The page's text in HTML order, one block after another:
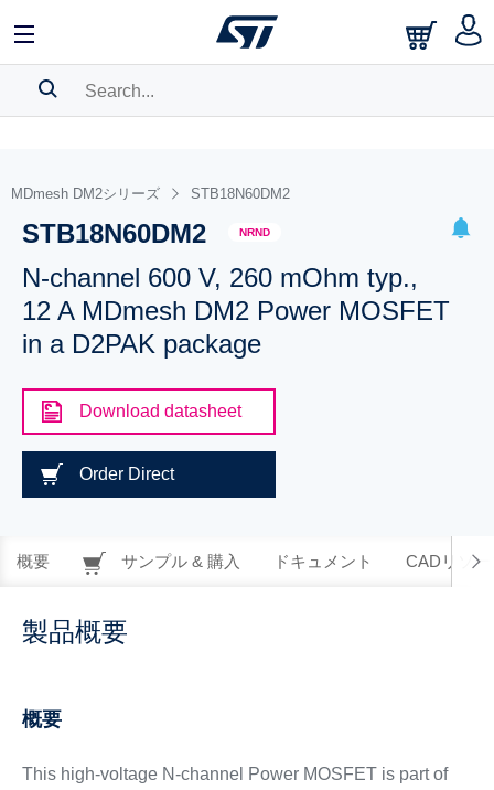
BOOKMARK
Pleaselog into show your saved searches.
MDmesh DM2シリーズ STB18N60DM2
STB18N60DM2 NRND
N-channel 600 V, 260 mOhm typ.,
12 A MDmesh DM2 Power MOSFET
in a D2PAK package
Download datasheet
Order Direct
概要 サンプル & 購入 ドキュメント CADリソー
製品概要
概要
This high-voltage N-channel Power MOSFET is part of